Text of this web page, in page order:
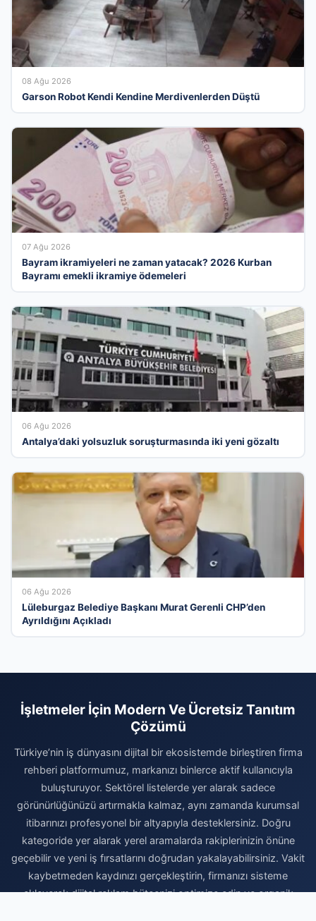
08 Ağu 2026
Garson Robot Kendi Kendine Merdivenlerden Düştü
07 Ağu 2026
Bayram ikramiyeleri ne zaman yatacak? 2026 Kurban
Bayramı emekli ikramiye ödemeleri
06 Ağu 2026
Antalya’daki yolsuzluk soruşturmasında iki yeni gözaltı
06 Ağu 2026
Lüleburgaz Belediye Başkanı Murat Gerenli CHP’den
Ayrıldığını Açıkladı
İşletmeler İçin Modern Ve Ücretsiz Tanıtım
Çözümü
Türkiye’nin iş dünyasını dijital bir ekosistemde birleştiren firma
rehberi platformumuz, markanızı binlerce aktif kullanıcıyla
buluşturuyor. Sektörel listelerde yer alarak sadece
görünürlüğünüzü artırmakla kalmaz, aynı zamanda kurumsal
itibarınızı profesyonel bir altyapıyla desteklersiniz. Doğru
kategoride yer alarak yerel aramalarda rakiplerinizin önüne
geçebilir ve yeni iş fırsatlarını doğrudan yakalayabilirsiniz. Vakit
kaybetmeden kaydınızı gerçekleştirin, firmanızı sisteme
ekleyerek dijital reklam bütçenizi optimize edin ve organik